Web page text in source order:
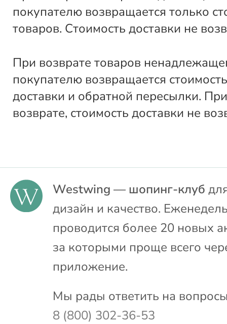
покупателю возвращается только
товаров. Стоимость доставки не
При возврате товаров
покупателю возвращается
доставки и обратной пересылки.
возврате, стоимость доставки не
Westwing — шопинг-клуб
дизайн и качество.
проводится более 20 новых
за которыми проще всего
приложение.
Мы рады ответить на
8 (800) 302-36-53